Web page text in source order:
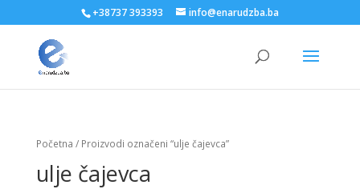
+38737 393393 info@enarudzba.ba
Početna / Proizvodi označeni “ulje čajevca”
ulje čajevca